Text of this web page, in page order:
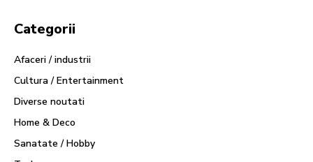
Categorii
Afaceri / industrii
Cultura / Entertainment
Diverse noutati
Home & Deco
Sanatate / Hobby